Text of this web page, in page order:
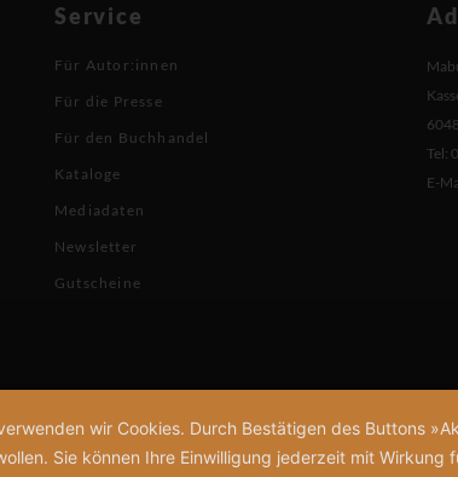
Service
Für Autor:innen
Für die Presse
Für den Buchhandel
Kataloge
Mediadaten
Newsletter
Gutscheine
Tel:
E-
wir Cookies. Durch Bestätigen des Buttons
Sie können Ihre Einwilligung jederzeit mit